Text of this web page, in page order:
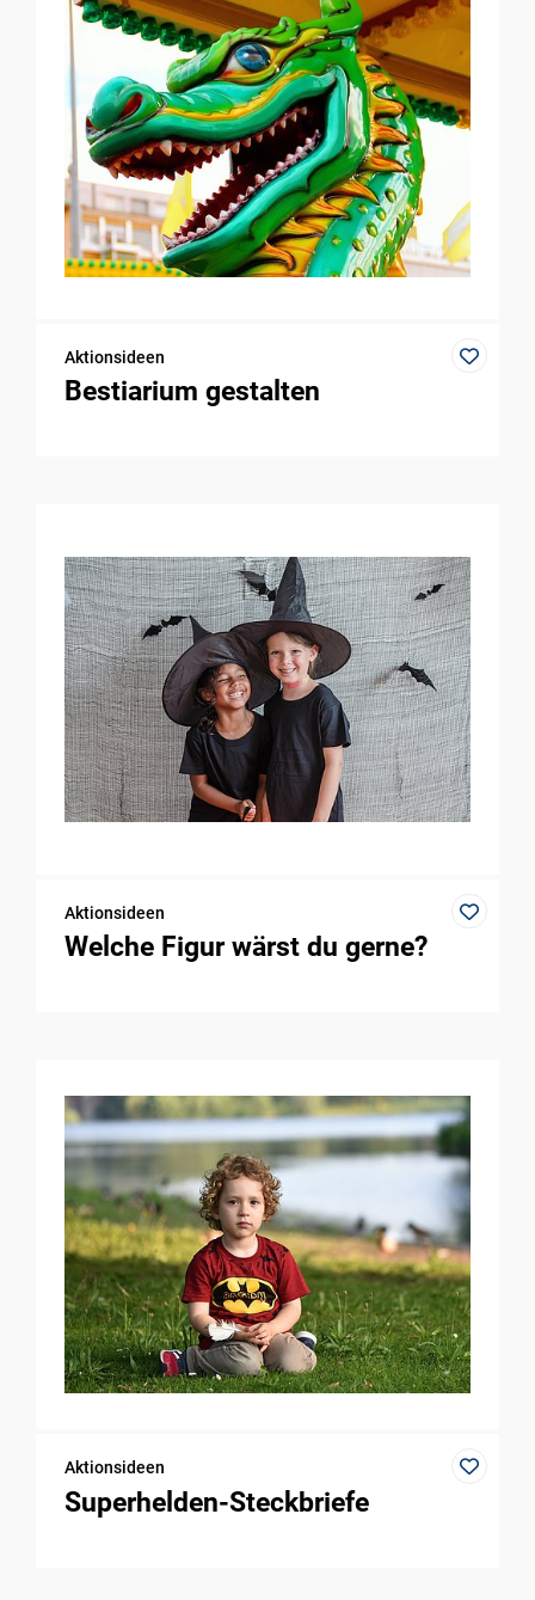
Aktionsideen
Bestiarium gestalten
Aktionsideen
Welche Figur wärst du gerne?
Aktionsideen
Superhelden-Steckbriefe